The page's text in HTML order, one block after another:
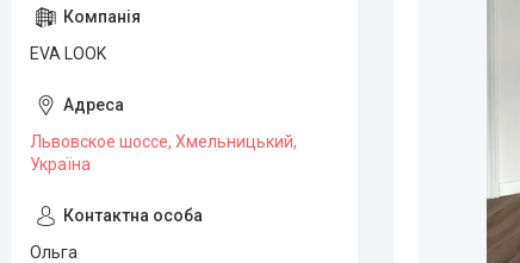
EVA LOOK
Львовское шоссе, Хмельницький,
Україна
Ольга